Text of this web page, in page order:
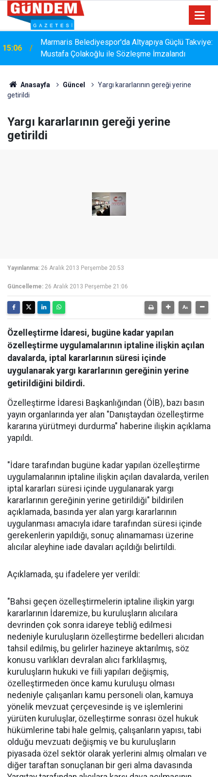
15:06
Marmaris Belediyespor'da Altyapıya Güçlü Takviye:
Mustafa Çolakoğlu ile Sözleşme İmzalandı
Anasayfa Güncel
Yargı kararlarının gereği yerine
getirildi
Yargı kararlarının gereği yerine
getirildi
Yayınlanma: 26 Aralık 2013 Perşembe 20:53
Güncelleme: 26 Aralık 2013 Perşembe 21:06
Özelleştirme İdaresi, bugüne kadar yapılan
özelleştirme uygulamalarının iptaline ilişkin açılan
davalarda, iptal kararlarının süresi içinde
uygulanarak yargı kararlarının gereğinin yerine
getirildiğini bildirdi.
Özelleştirme İdaresi Başkanlığından (ÖİB), bazı basın
yayın organlarında yer alan "Danıştaydan özelleştirme
kararına yürütmeyi durdurma" haberine ilişkin açıklama
yapıldı.
"İdare tarafından bugüne kadar yapılan özelleştirme
uygulamalarının iptaline ilişkin açılan davalarda, verilen
iptal kararları süresi içinde uygulanarak yargı
kararlarının gereğinin yerine getirildiği" bildirilen
açıklamada, basında yer alan yargı kararlarının
uygulanması amacıyla idare tarafından süresi içinde
gerekenlerin yapıldığı, sonuç alınamaması üzerine
alıcılar aleyhine iade davaları açıldığı belirtildi.
Açıklamada, şu ifadelere yer verildi:
"Bahsi geçen özelleştirmelerin iptaline ilişkin yargı
kararlarının İdaremize, bu kuruluşların alıcılara
devrinden çok sonra idareye tebliğ edilmesi
nedeniyle kuruluşların özelleştirme bedelleri alıcıdan
tahsil edilmiş, bu gelirler hazineye aktarılmış, söz
konusu varlıkları devralan alıcı farklılaşmış,
kuruluşların hukuki ve fiili yapıları değişmiş,
özelleştirmeden önce kamu kuruluşu olması
nedeniyle çalışanları kamu personeli olan, kamuya
yönelik mevzuat çerçevesinde iş ve işlemlerini
yürüten kuruluşlar, özelleştirme sonrası özel hukuk
hükümlerine tabi hale gelmiş, çalışanların yapısı, tabi
olduğu mevzuatı değişmiş ve bu kuruluşların
piyasada özel sektör olarak yerlerini almış olmaları ve
diğer taraftan sonuçlanan bir geri alma davasında